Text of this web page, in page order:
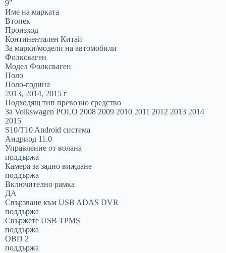
9″
Име на марката
Втопек
Произход
Континентален Китай
За марки/модели на автомобили
Фолксваген
Модел Фолксваген
Поло
Поло-година
2013, 2014, 2015 г
Подходящ тип превозно средство
За Volkswagen POLO 2008 2009 2010 2011 2012 2013 2014
2015
S10/T10 Android система
Андриод 11.0
Управление от волана
поддържа
Камера за задно виждане
поддържа
Включително рамка
ДА
Свързване към USB ADAS DVR
поддържа
Свържете USB TPMS
поддържа
OBD 2
поддържа